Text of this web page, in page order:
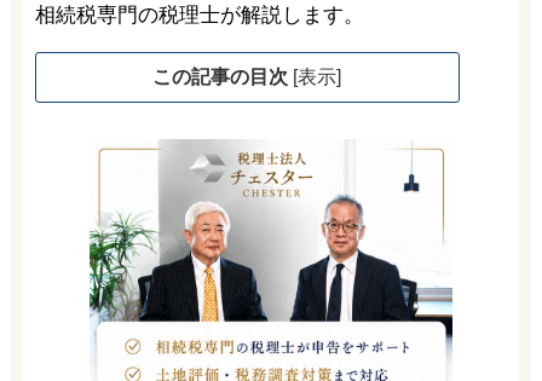
相続税専門の税理士が解説します。
この記事の目次 [表示]